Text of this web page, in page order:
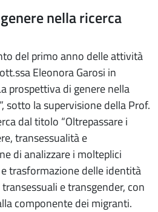
nella ricerca
del primo anno delle attività
Eleonora Garosi in
prospettiva di genere nella
sotto la supervisione della Prof.
dal titolo “Oltrepassare i
transessualità e
di analizzare i molteplici
trasformazione delle identità
e transgender, con
componente dei migranti.